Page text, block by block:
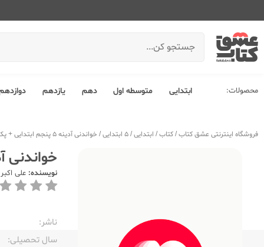
محصولات: ابتدایی متوسطه اول دهم یازدهم
فروشگاه اینترنتی عشق کتاب/کتاب/ ابتدایی/5 ابتدایی / خواندنی آدینه 5 پنجم ابتدایی + پک مقوایی
خواندنی آدینه 5 پنجم
نویسنده: علی
ناشر:‌
سال تحصیلی:‌